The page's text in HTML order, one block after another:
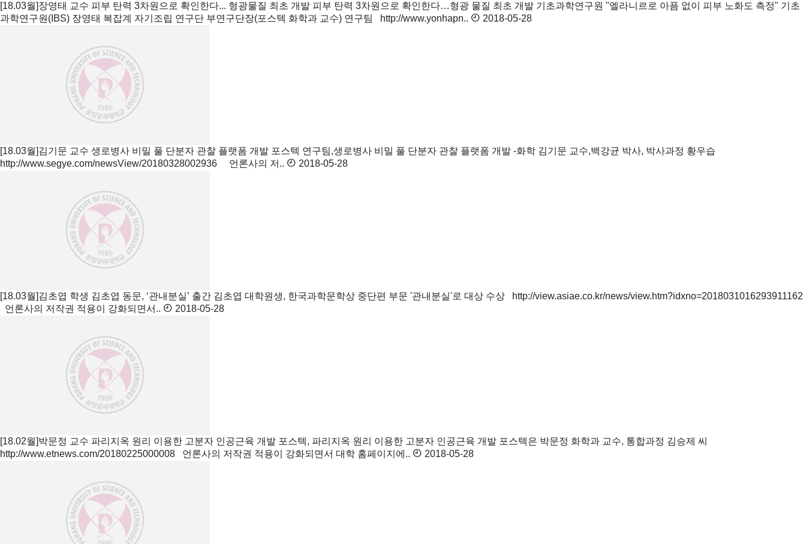
[18.03월]장영태 교수 피부 탄력 3차원으로 확인한다... 형광물질 최초 개발 피부 탄력 3차원으로 확인한다…형광 물질 최초 개발 기초과학연구원 "엘라니르로 아픔 없이 피부 노화도 측정" 기초
과학연구원(IBS) 장영태 복잡계 자기조립 연구단 부연구단장(포스텍 화학과 교수) 연구팀 http://www.yonhapn..
2018-05-28
[18.03월]김기문 교수 생로병사 비밀 풀 단분자 관찰 플랫폼 개발 포스텍 연구팀,생로병사 비밀 풀 단분자 관찰 플랫폼 개발 -화학 김기문 교수,백강균 박사, 박사과정 황우습
http://www.segye.com/newsView/20180328002936 언론사의 저..
2018-05-28
[18.03월]김초엽 학생 김초엽 동문, ‘관내분실’ 출간 김초엽 대학원생, 한국과학문학상 중단편 부문 '관내분실'로 대상 수상 http://view.asiae.co.kr/news/view.htm?idxno=2018031016293911162
언론사의 저작권 적용이 강화되면서..
2018-05-28
[18.02월]박문정 교수 파리지옥 원리 이용한 고분자 인공근육 개발 포스텍, 파리지옥 원리 이용한 고분자 인공근육 개발 포스텍은 박문정 화학과 교수, 통합과정 김승제 씨
http://www.etnews.com/20180225000008 언론사의 저작권 적용이 강화되면서 대학 홈페이지에..
2018-05-28